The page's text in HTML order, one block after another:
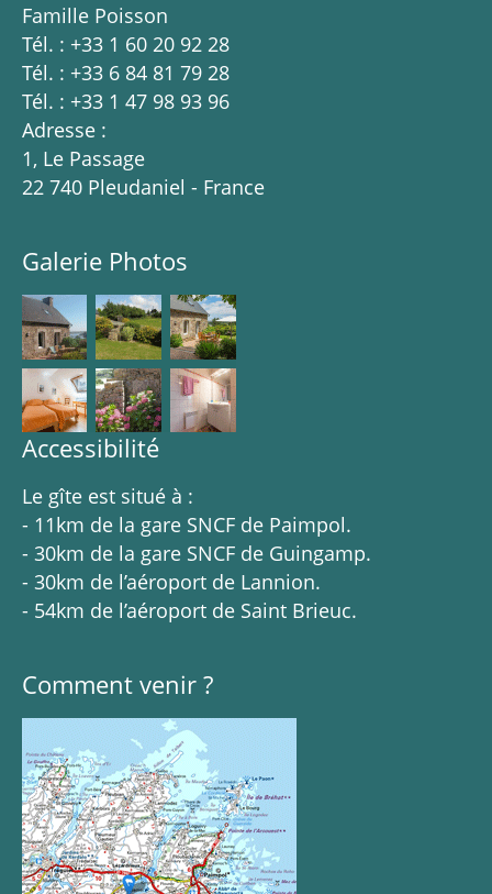
Famille Poisson
Tél. : +33 1 60 20 92 28
Tél. : +33 6 84 81 79 28
Tél. : +33 1 47 98 93 96
Adresse :
1, Le Passage
22 740 Pleudaniel - France
Galerie Photos
Accessibilité
Le gîte est situé à :
- 11km de la gare SNCF de Paimpol.
- 30km de la gare SNCF de Guingamp.
- 30km de l’aéroport de Lannion.
- 54km de l’aéroport de Saint Brieuc.
Comment venir ?